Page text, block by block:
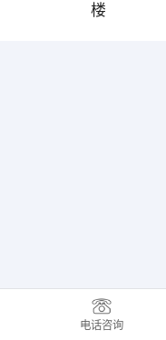
楼
电话咨询